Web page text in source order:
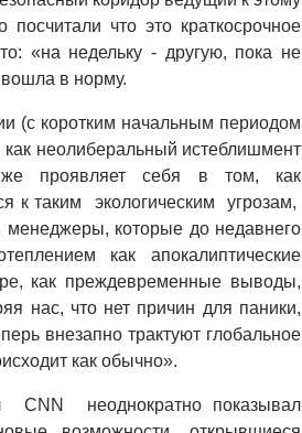
что это краткосрочное
«на недельку - другую, пока не
вошла в норму.
(с коротким начальным периодом
неолиберальный истеблишмент
проявляет себя в том, как
к таким экологическим угрозам,
которые до недавнего
как апокалиптические
как преждевременные выводы,
нас, что нет причин для паники,
внезапно трактуют глобальное
как обычно».
CNN неоднократно показывал